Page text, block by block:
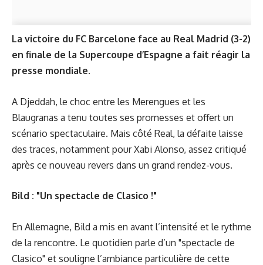
La victoire du FC Barcelone face au Real Madrid (3-2)
en finale de la Supercoupe d’Espagne a fait réagir la
presse mondiale.
A Djeddah, le choc entre les Merengues et les
Blaugranas a tenu toutes ses promesses et offert un
scénario spectaculaire. Mais côté Real, la défaite laisse
des traces, notamment pour Xabi Alonso, assez critiqué
après ce nouveau revers dans un grand rendez-vous.
Bild : "Un spectacle de Clasico !"
En Allemagne, Bild a mis en avant l’intensité et le rythme
de la rencontre. Le quotidien parle d’un "spectacle de
Clasico" et souligne l’ambiance particulière de cette